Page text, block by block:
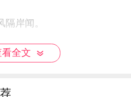
岸闻。
红云。
看全文